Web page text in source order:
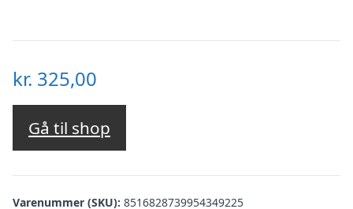
kr. 325,00
Gå til shop
Varenummer (SKU): 8516828739954349225